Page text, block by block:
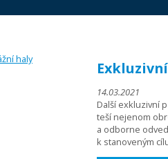
14.03.2021
Další exkluzivní
teší nejenom
a odborne
k stanoveným